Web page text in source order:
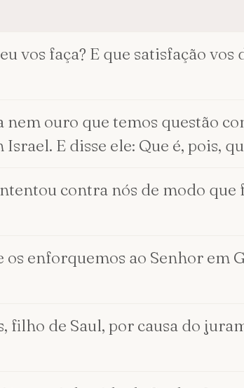
vos faça? E que satisfação
ouro que temos questão
E disse ele: Que é, pois,
contra nós de modo que
enforquemos ao Senhor em
filho de Saul, por causa do